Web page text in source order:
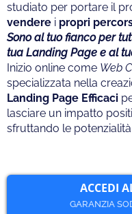
studiato per portare il
vendere i propri
Sono al tuo fianco per
tua Landing Page e al
Inizio online come Web
specializzata nella
Landing Page Efficaci
lasciare un impatto
sfruttando le
ACCEDI
GARANZIA